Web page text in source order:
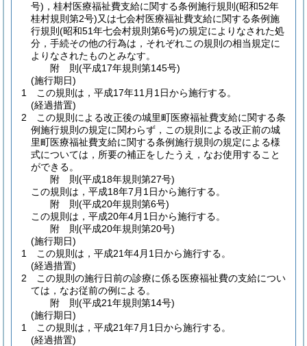
号) ，桂村医療福祉費支給に関する条例施行規則 (昭和52年
桂村規則第2号)又は七会村医療福祉費支給に関する条例施
行規則 (昭和51年七会村規則第6号)の規定によりなされた処
分，手続その他の行為は，それぞれこの規則の相当規定に
よりなされたものとみなす。
附 則(平成17年規則第145号)
(施行期日)
1
この規則は，平成17年11月1日から施行する。
(経過措置)
2
この規則による改正後の城里町医療福祉費支給に関する条
例施行規則の規定に関わらず，この規則による改正前の城
里町医療福祉費支給に関する条例施行規則の規定による様
式については，所要の補正をしたうえ，なお使用すること
ができる。
附 則(平成18年規則第27号)
この規則は，平成18年7月1日から施行する。
附 則(平成20年規則第6号)
この規則は，平成20年4月1日から施行する。
附 則(平成20年規則第20号)
(施行期日)
1
この規則は，平成21年4月1日から施行する。
(経過措置)
2
この規則の施行日前の診療に係る医療福祉費の支給につい
ては，なお従前の例による。
附 則(平成21年規則第14号)
(施行期日)
1
この規則は，平成21年7月1日から施行する。
(経過措置)